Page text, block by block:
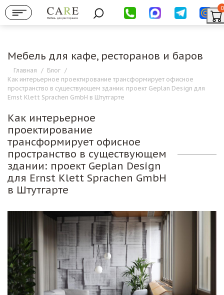
Мебель для ресторанов
0
Мебель для кафе, ресторанов и баров
Главная / Блог /
Как интерьерное проектирование трансформирует офисное
пространство в существующем здании: проект Geplan Design для
Ernst Klett Sprachen GmbH в Штутгарте
Как интерьерное
проектирование
трансформирует офисное
пространство в существующем
здании: проект Geplan Design
для Ernst Klett Sprachen GmbH
в Штутгарте